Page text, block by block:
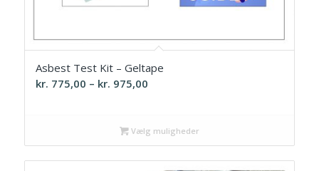
Asbest Test Kit – Geltape
kr. 775,00 – kr. 975,00Prisinterval:
kr. 975,00
Vælg muligheder